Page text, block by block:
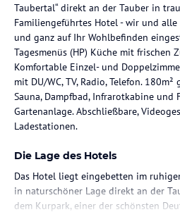
Taubertal“ direkt an der Tauber in
Familiengeführtes Hotel - wir und
und ganz auf Ihr Wohlbefinden
Tagesmenüs (HP) Küche mit frischen
Komfortable Einzel- und
mit DU/WC, TV, Radio, Telefon.
Sauna, Dampfbad, Infrarotkabine und
Gartenanlage. Abschließbare,
Ladestationen.
Die Lage des Hotels
Das Hotel liegt eingebetten im
in naturschöner Lage direkt an der
dem Kurpark, einer der schönsten